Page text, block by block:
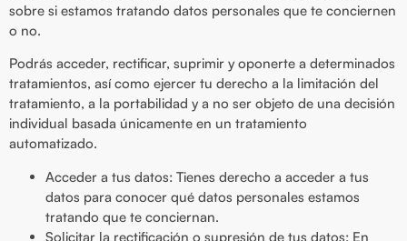
sobre si estamos tratando datos personales que te conciernen
o no.
Podrás acceder, rectificar, suprimir y oponerte a determinados
tratamientos, así como ejercer tu derecho a la limitación del
tratamiento, a la portabilidad y a no ser objeto de una decisión
individual basada únicamente en un tratamiento
automatizado.
Acceder a tus datos: Tienes derecho a acceder a tus
datos para conocer qué datos personales estamos
tratando que te conciernan.
Solicitar la rectificación o supresión de tus datos: En